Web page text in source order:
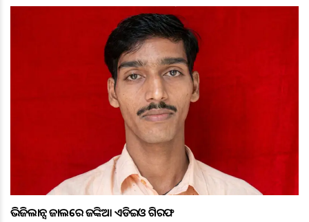
ଭିଜିଲାନ୍ସ ଜାଲରେ ଜଙ୍କିଆ ଏଡିଇଓ ଗିରଫ